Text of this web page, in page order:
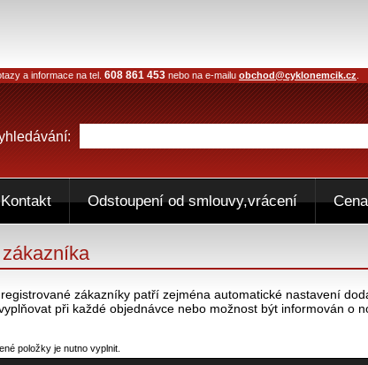
zákazníky patří zejména automatické nastavení
při každé objednávce nebo možnost být informován o
položky je nutno vyplnit.
a informace na tel. 608 861 453 nebo na e-mailu obchod@cyklonemcik.cz
Kontakt Odstoupení od smlouvy,vrácení